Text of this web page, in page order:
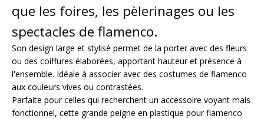
que les foires, les pèlerinages ou les
spectacles de flamenco.
Son design large et stylisé permet de la porter avec des fleurs
ou des coiffures élaborées, apportant hauteur et présence à
l'ensemble. Idéale à associer avec des costumes de flamenco
aux couleurs vives ou contrastées.
Parfaite pour celles qui recherchent un accessoire voyant mais
fonctionnel, cette grande peigne en plastique pour flamenco